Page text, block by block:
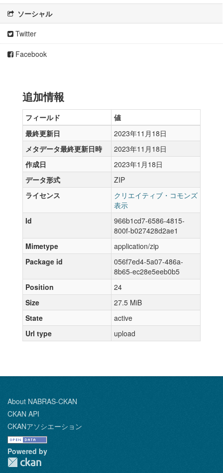
ソーシャル
Twitter
Facebook
追加情報
フィールド
値
最終更新日
2023年11月18日
メタデータ最終更新日時
2023年11月18日
作成日
2023年1月18日
データ形式
ZIP
ライセンス
クリエイティブ・コモンズ
表示
Id
966b1cd7-6586-4815-
800f-b027428d2ae1
Mimetype
application/zip
Package id
056f7ed4-5a07-486a-
8b65-ec28e5eeb0b5
Position
24
Size
27.5 MiB
State
active
Url type
upload
About NABRAS-CKAN
CKAN API
CKANアソシエーション
Powered by